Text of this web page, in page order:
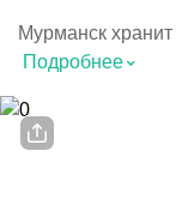
Мурманск
Подробнее⌃